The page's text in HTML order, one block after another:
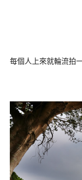
每個人上來就輪流拍